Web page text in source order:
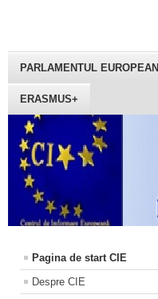
PARLAMENTUL EUROPEAN
ERASMUS+
Pagina de start CIE
Despre CIE